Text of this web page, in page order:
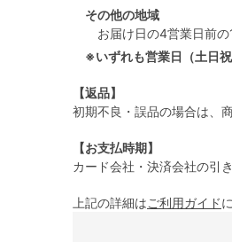
その他の地域
お届け日の4営業日前
※いずれも営業日（土日
【返品】
初期不良・誤品の場合は、
【お支払時期】
カード会社・決済会社の引
上記の詳細はご利用ガイド